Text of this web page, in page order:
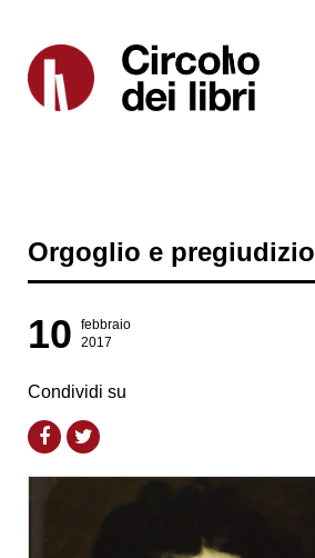
Orgoglio e pregiudizio
10
febbraio
2017
Condividi su